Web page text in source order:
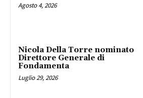
Agosto 4, 2026
Nicola Della Torre nominato
Direttore Generale di
Fondamenta
Luglio 29, 2026